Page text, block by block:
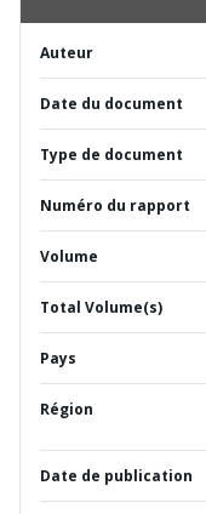
Auteur
Date du document
Type de document
Numéro du rapport
Volume
Total Volume(s)
Pays
Région
Date de publication